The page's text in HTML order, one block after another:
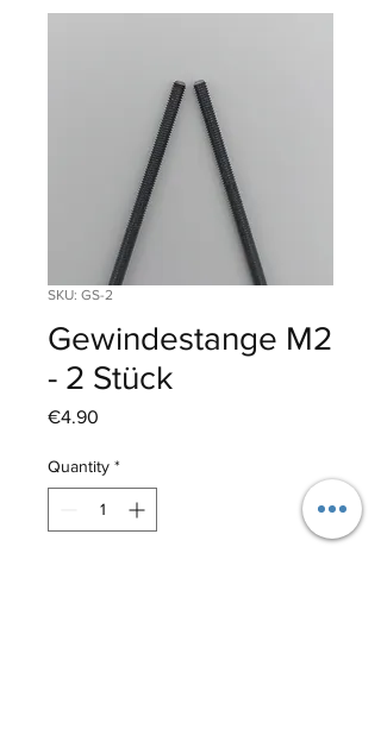
SKU: GS-2
Gewindestange M2
- 2 Stück
€4.90
Quantity *